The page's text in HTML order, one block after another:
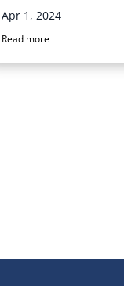
Apr 1, 2024
Read more